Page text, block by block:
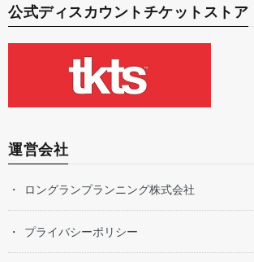
公式ディスカウントチケットストア
運営会社
ロングランプランニング株式会社
プライバシーポリシー